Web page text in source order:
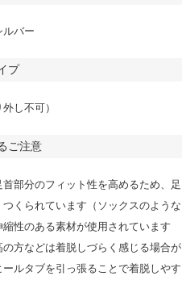
ルバー
プ
し不可）
ご注意
部分のフィット性を高めるため、足
くられています（ソックスのような
性のある素材が使用されています
の方などは着脱しづらく感じる場合が
ルタブを引っ張ることで着脱しやす